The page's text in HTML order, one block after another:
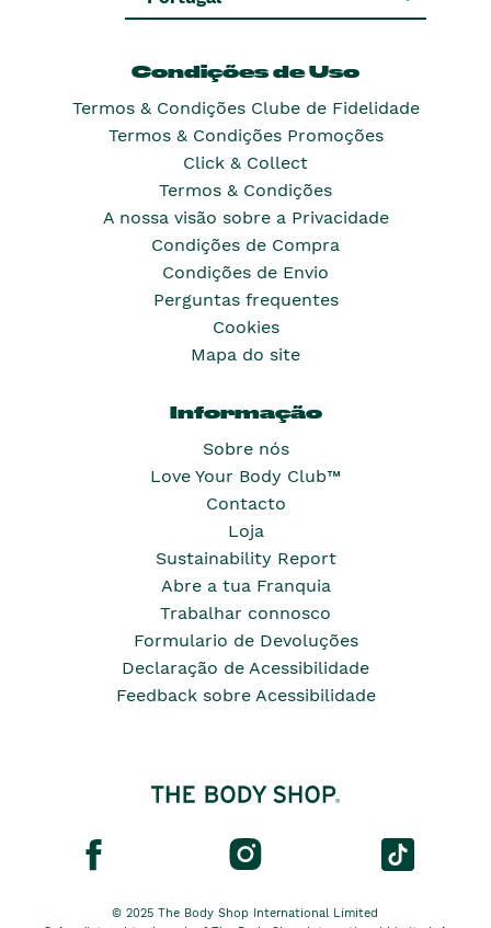
Condições de Uso
Termos & Condições Clube de Fidelidade
Termos & Condições Promoções
Click & Collect
Termos & Condições
A nossa visão sobre a Privacidade
Condições de Compra
Condições de Envio
Perguntas frequentes
Cookies
Mapa do site
Informação
Sobre nós
Love Your Body Club™
Contacto
Loja
Sustainability Report
Abre a tua Franquia
Trabalhar connosco
Formulario de Devoluções
Declaração de Acessibilidade
Feedback sobre Acessibilidade
© 2025 The Body Shop International Limited